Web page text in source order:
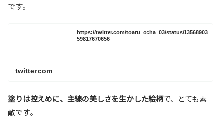
です。
https://twitter.com/toaru_ocha_03/status/13568903
59817670656
twitter.com
塗りは控えめに、主線の美しさを生かした絵柄で、とても素
敵です。